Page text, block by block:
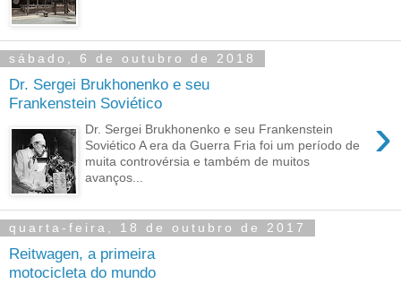
sábado, 6 de outubro de 2018
Dr. Sergei Brukhonenko e seu
Frankenstein Soviético
›
Dr. Sergei Brukhonenko e seu Frankenstein
Soviético A era da Guerra Fria foi um período de
muita controvérsia e também de muitos
avanços...
quarta-feira, 18 de outubro de 2017
Reitwagen, a primeira
motocicleta do mundo